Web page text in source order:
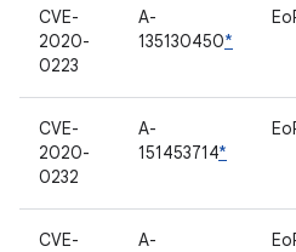
CVE-
2020-
0223
A-
135130450*
CVE-
2020-
0232
A-
151453714*
CVE-
A-